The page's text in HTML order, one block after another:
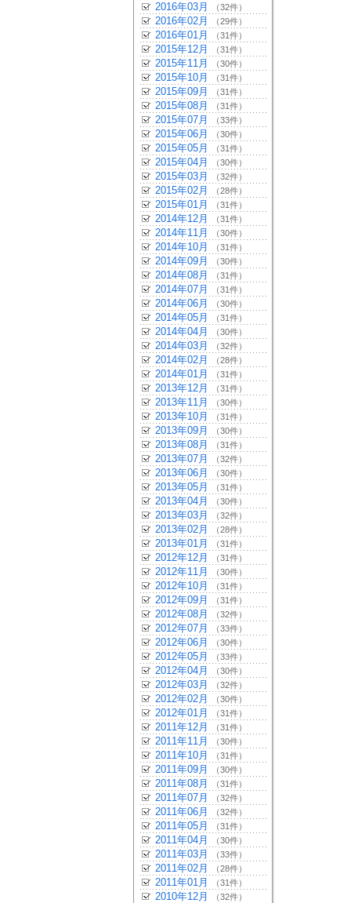
2016年03月 （32件）
2016年02月 （29件）
2016年01月 （31件）
2015年12月 （31件）
2015年11月 （30件）
2015年10月 （31件）
2015年09月 （31件）
2015年08月 （31件）
2015年07月 （33件）
2015年06月 （30件）
2015年05月 （31件）
2015年04月 （30件）
2015年03月 （32件）
2015年02月 （28件）
2015年01月 （31件）
2014年12月 （31件）
2014年11月 （30件）
2014年10月 （31件）
2014年09月 （30件）
2014年08月 （31件）
2014年07月 （31件）
2014年06月 （30件）
2014年05月 （31件）
2014年04月 （30件）
2014年03月 （32件）
2014年02月 （28件）
2014年01月 （31件）
2013年12月 （31件）
2013年11月 （30件）
2013年10月 （31件）
2013年09月 （30件）
2013年08月 （31件）
2013年07月 （32件）
2013年06月 （30件）
2013年05月 （31件）
2013年04月 （30件）
2013年03月 （32件）
2013年02月 （28件）
2013年01月 （31件）
2012年12月 （31件）
2012年11月 （30件）
2012年10月 （31件）
2012年09月 （31件）
2012年08月 （32件）
2012年07月 （33件）
2012年06月 （30件）
2012年05月 （33件）
2012年04月 （30件）
2012年03月 （32件）
2012年02月 （30件）
2012年01月 （31件）
2011年12月 （31件）
2011年11月 （30件）
2011年10月 （31件）
2011年09月 （30件）
2011年08月 （31件）
2011年07月 （32件）
2011年06月 （32件）
2011年05月 （31件）
2011年04月 （30件）
2011年03月 （33件）
2011年02月 （28件）
2011年01月 （31件）
2010年12月 （32件）